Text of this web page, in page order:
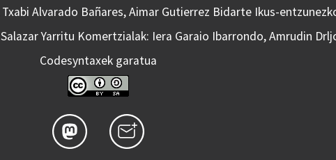
Alvarado Bañares, Aimar Gutierrez Bidarte Ikus-
Yarritu Komertzialak: Iera Garaio Ibarrondo, Amrudin
Codesyntaxek garatua